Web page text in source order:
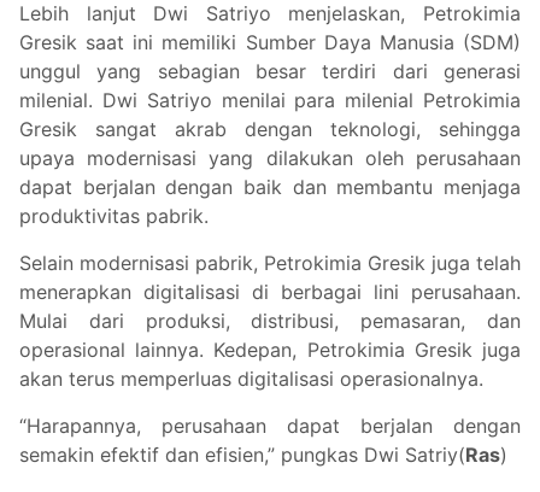
Lebih lanjut Dwi Satriyo menjelaskan, Petrokimia
Gresik saat ini memiliki Sumber Daya Manusia (SDM)
unggul yang sebagian besar terdiri dari generasi
milenial. Dwi Satriyo menilai para milenial Petrokimia
Gresik sangat akrab dengan teknologi, sehingga
upaya modernisasi yang dilakukan oleh perusahaan
dapat berjalan dengan baik dan membantu menjaga
produktivitas pabrik.
Selain modernisasi pabrik, Petrokimia Gresik juga telah
menerapkan digitalisasi di berbagai lini perusahaan.
Mulai dari produksi, distribusi, pemasaran, dan
operasional lainnya. Kedepan, Petrokimia Gresik juga
akan terus memperluas digitalisasi operasionalnya.
“Harapannya, perusahaan dapat berjalan dengan
semakin efektif dan efisien,” pungkas Dwi Satriy(Ras)